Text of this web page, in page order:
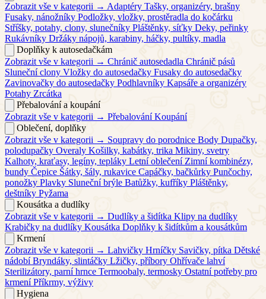
Zobrazit vše v kategorii → Adaptéry Tašky, organizéry, brašny
Fusaky, nánožníky Podložky, vložky, prostěradla do kočárku
Stříšky, potahy, clony, slunečníky Pláštěnky, síťky Deky, peřinky
Rukávníky Držáky nápojů, karabiny, háčky, pultíky, madla
Doplňky k autosedačkám
Zobrazit vše v kategorii → Chránič autosedadla Chránič pásů
Sluneční clony Vložky do autosedačky Fusaky do autosedačky
Zavinovačky do autosedačky Podhlavníky Kapsáře a organizéry
Potahy Zrcátka
Přebalování a koupání
Zobrazit vše v kategorii → Přebalování Koupání
Oblečení, doplňky
Zobrazit vše v kategorii → Soupravy do porodnice Body Dupačky,
polodupačky Overaly Košilky, kabátky, trika Mikiny, svetry
Kalhoty, kraťasy, legíny, tepláky Letní oblečení Zimní kombinézy,
bundy Čepice Šátky, šály, rukavice Capáčky, bačkůrky Punčochy,
ponožky Plavky Sluneční brýle Batůžky, kufříky Pláštěnky,
deštníky Pyžama
Kousátka a dudlíky
Zobrazit vše v kategorii → Dudlíky a šidítka Klipy na dudlíky
Krabičky na dudlíky Kousátka Doplňky k šidítkům a kousátkům
Krmení
Zobrazit vše v kategorii → Lahvičky Hrníčky Savičky, pítka Dětské
nádobí Bryndáky, slintáčky Lžičky, příbory Ohřívače lahví
Sterilizátory, parní hrnce Termoobaly, termosky Ostatní potřeby pro
krmení Příkrmy, výživy
Hygiena